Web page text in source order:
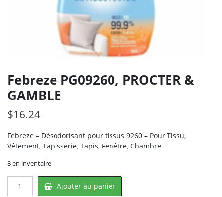
Febreze PG09260, PROCTER &
GAMBLE
$16.24
Febreze – Désodorisant pour tissus 9260 – Pour Tissu,
Vêtement, Tapisserie, Tapis, Fenêtre, Chambre
8 en inventaire
Ajouter au panier